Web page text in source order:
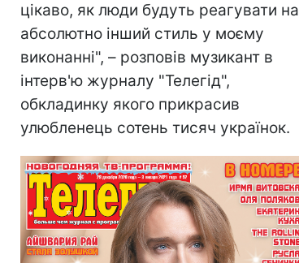
цікаво, як люди будуть реагувати на
абсолютно інший стиль у моєму
виконанні", – розповів музикант в
інтерв'ю журналу "Телегід",
обкладинку якого прикрасив
улюбленець сотень тисяч українок.